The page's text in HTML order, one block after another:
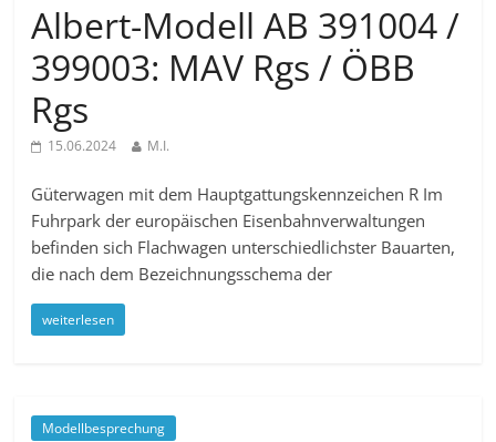
Albert-Modell AB 391004 /
399003: MAV Rgs / ÖBB
Rgs
15.06.2024 M.I.
Güterwagen mit dem Hauptgattungskennzeichen R Im
Fuhrpark der europäischen Eisenbahnverwaltungen
befinden sich Flachwagen unterschiedlichster Bauarten,
die nach dem Bezeichnungsschema der
weiterlesen
Modellbesprechung